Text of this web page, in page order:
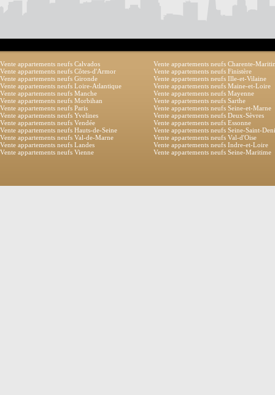
Vente appartements neufs Calvados
Vente appartements neufs Charente-
Vente appartements neufs Côtes-d'Armor
Vente appartements neufs Finistère
Vente appartements neufs Gironde
Vente appartements neufs Ille-et-Vilaine
Vente appartements neufs Loire-Atlantique
Vente appartements neufs Maine-et-Loire
Vente appartements neufs Manche
Vente appartements neufs Mayenne
Vente appartements neufs Morbihan
Vente appartements neufs Sarthe
Vente appartements neufs Paris
Vente appartements neufs Seine-et-Marne
Vente appartements neufs Yvelines
Vente appartements neufs Deux-Sèvres
Vente appartements neufs Vendée
Vente appartements neufs Essonne
Vente appartements neufs Hauts-de-Seine
Vente appartements neufs Seine-Saint-
Vente appartements neufs Val-de-Marne
Vente appartements neufs Val-d'Oise
Vente appartements neufs Landes
Vente appartements neufs Indre-et-Loire
Vente appartements neufs Vienne
Vente appartements neufs Seine-Maritime